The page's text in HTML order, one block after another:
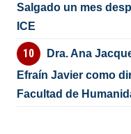
Salgado un mes
ICE
Dra. Ana
Efraín Javier como
Facultad de